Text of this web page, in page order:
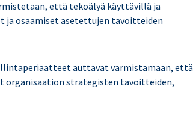
että tekoälyä käyttävillä ja
osaamiset asetettujen tavoitteiden
auttavat varmistamaan, että
strategisten tavoitteiden,